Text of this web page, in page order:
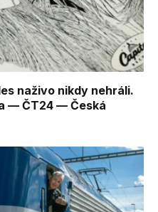
naživo nikdy nehráli.
— ČT24 — Česká